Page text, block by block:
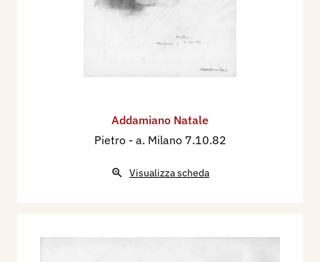
Addamiano Natale
Pietro - a. Milano 7.10.82
Visualizza scheda